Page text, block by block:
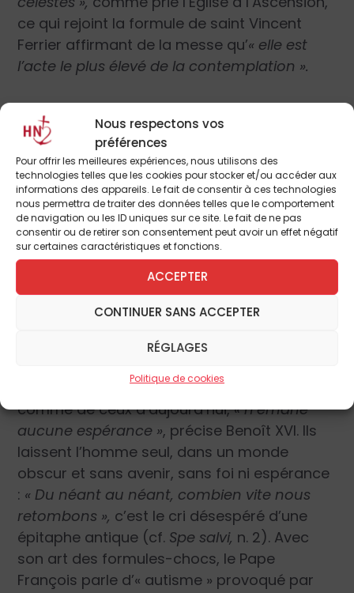
Nous respectons vos
préférences
Pour offrir les meilleures expériences, nous utilisons des
technologies telles que les cookies pour stocker et/ou accéder aux
informations des appareils. Le fait de consentir à ces technologies
nous permettra de traiter des données telles que le comportement
de navigation ou les ID uniques sur ce site. Le fait de ne pas
consentir ou de retirer son consentement peut avoir un effet négatif
sur certaines caractéristiques et fonctions.
ACCEPTER
CONTINUER SANS ACCEPTER
RÉGLAGES
Politique de cookies
ce qui rejoint la formule de saint Vincent
Ferrier affirmant de la messe qu’« elle est
l’acte le plus élevé de la contemplation ».
de la foi »
avec « l’indéfectible profession de
l’espérance »(Heb 10, 22s). De son côté,
saint Pierre nous enjoint de savoir« donner
raison de notre espérance »(1 P 3, 15),
expression qui relie la rationalité de la foi et
l’espérance. Benoît XVI dans l’encycliqueSpe
salvivoit en ce jumelage un réflexe
caractéristique des premiers chrétiens : en
face aux païens et à la vie sans but ni joie
Christ. En effet, des dieux païens, ceux d’hier
comme de ceux d’aujourd’hui,« n’émane
aucune espérance », précise Benoît XVI. Ils
laissent l’homme seul, dans un monde
obscur et sans avenir, sans foi ni espérance
: « Du néant au néant, combien vite nous
retombons », c’est le cri désespéré d’une
épitaphe antique (cf. Spe salvi, n. 2). Avec
son art des formules-chocs, le Pape
François parle d’« autisme » provoqué par